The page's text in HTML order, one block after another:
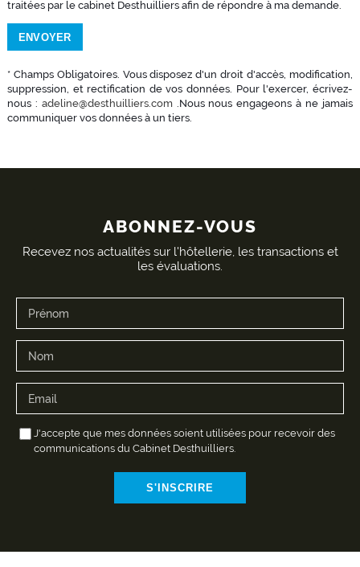
traitées par le cabinet Desthuilliers afin de répondre à ma demande.
* Champs Obligatoires. Vous disposez d'un droit d'accès, modification,
suppression, et rectification de vos données. Pour l'exercer, écrivez-
nous : adeline@desthuilliers.com.Nous nous engageons à ne jamais
communiquer vos données à un tiers.
ABONNEZ-VOUS
Recevez nos actualités sur l'hôtellerie, les transactions et
les évaluations.
J'accepte que mes données soient utilisées pour recevoir des
communications du Cabinet Desthuilliers.
S'INSCRIRE